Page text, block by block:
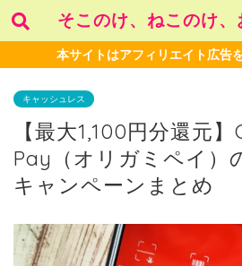
そこのけ、ねこのけ、
本サイトはアフィリエイト広告
キャッシュレス
【最大1,100円分還元
Pay（オリガミペイ）
キャンペーンまとめ